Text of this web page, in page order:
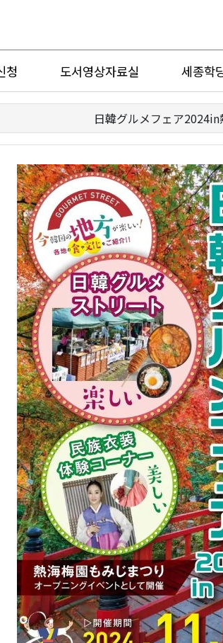
청 도서영상자료실 세종학
日韓グルメフェア2024in